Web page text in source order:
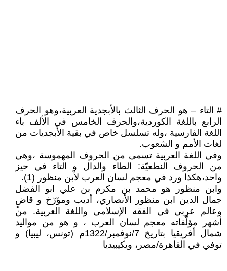
# التاء – هو الحرف الثالث بالأبجدية العربية،وهو الحرف
الرابع باللغة الكوردية،والحرف الخامس في الألف باء
اللغة الفارسية ،وله تسلسل خاص في بقية الأبجديات من
لغات الأمم و الشعوب.
وفي اللغة العربية تسمى من الحروف المهموسة ،وهي
من الحروف النطعيّة: الطاء والدال و التاء في حيز
واحد،هكذا ورد في معجم لسان العرب لأبن منظور (1).
وابن منظور هو محمد بن مكرم بن علي ابو الفضل
جمال الدين ابن منظور الأنصاري، أديب ومؤرّخ و قاضٍ
وعالم عربي في الفقه الإسلامي واللغة العربية. من
أشهر مؤلّفاته معجم لسان العرب ، و هو من مواليد
شمال أفريقيا بتاريخ 7/نوفمبر/1322م (تونس، ليبيا) و
توفي في القاهرة/مصر، ويكيبيديا